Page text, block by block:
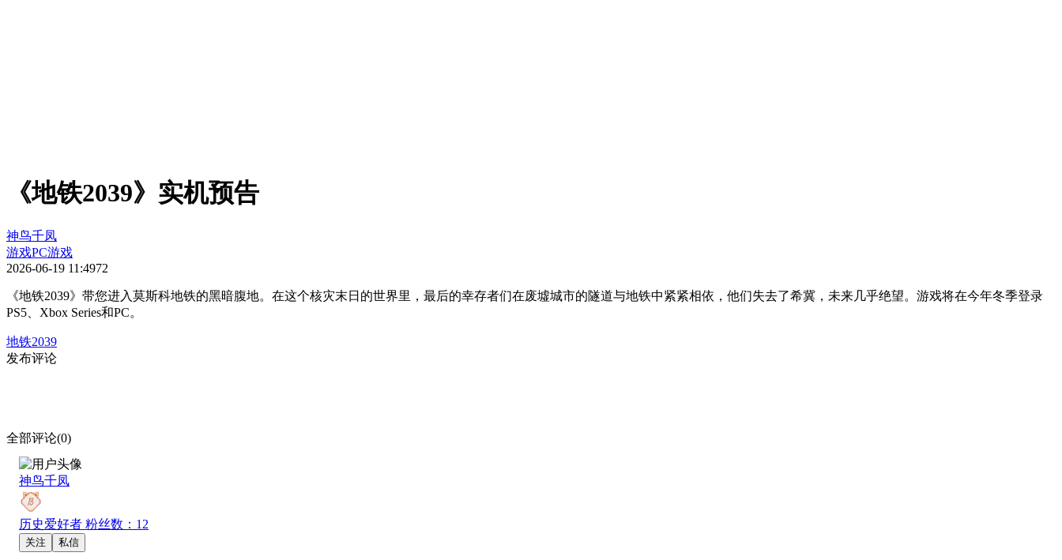
《地铁2039》实机预告
神鸟千凤
游戏PC游戏
2026-06-19 11:4972
《地铁2039》带您进入莫斯科地铁的黑暗腹地。在这个核灾末日的世界里，最后的幸存者们在废墟城市的隧道与地铁中紧紧相依，他们失去了希冀，未来几乎绝望。游戏将在今年冬季登录
PS5、Xbox Series和PC。
地铁2039
发布评论
全部评论(0)
神鸟千凤
历史爱好者 粉丝数：12
关注 私信